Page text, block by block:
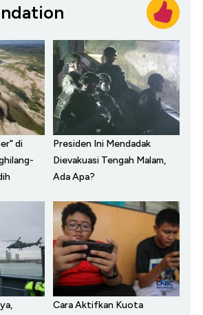
di
Presiden Ini Mendadak
Dievakuasi Tengah Malam,
Ada Apa?
Cara Aktifkan Kuota